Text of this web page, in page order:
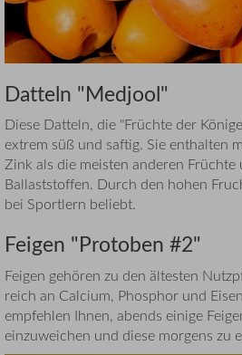
Datteln "Medjool"
Diese Datteln, die "Früchte der
extrem süß und saftig. Sie enthalten
Zink als die meisten anderen Früchte
Ballaststoffen. Durch den hohen
bei Sportlern beliebt.
Feigen "Protoben #2"
Feigen gehören zu den ältesten
reich an Calcium, Phosphor und
empfehlen Ihnen, abends einige
einzuweichen und diese morgens zu